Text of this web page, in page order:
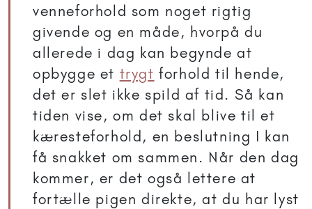
venneforhold som noget rigtig
givende og en måde, hvorpå du
allerede i dag kan begynde at
opbygge et trygt forhold til hende,
det er slet ikke spild af tid. Så kan
tiden vise, om det skal blive til et
kæresteforhold, en beslutning I kan
få snakket om sammen. Når den dag
kommer, er det også lettere at
fortælle pigen direkte, at du har lyst